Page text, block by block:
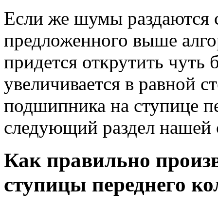
Если же шумы раздаются
предложенного выше
придется открутить
увеличивается в равной
подшипника на ступице
следующий раздел нашей
Как правильно
ступицы переднего